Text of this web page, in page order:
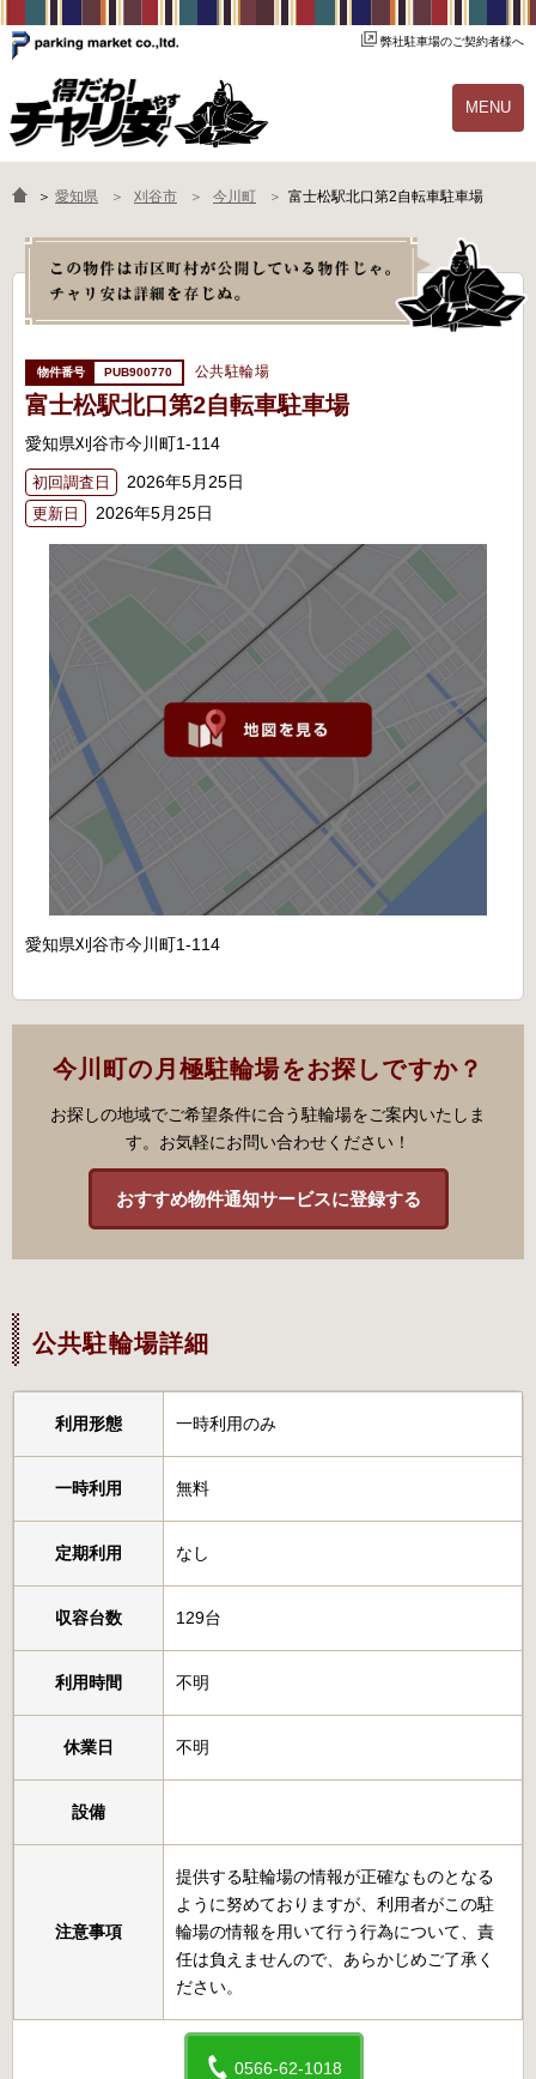
弊社駐車場のご契約者様へ
MENU
物件一覧 ご契約の流れ
よくあるご質問 駐輪場オーナー様へ
＞ 愛知県 刈谷市 今川町 富士松駅北口第2自転車駐車場
PUB900770 公共駐輪場
富士松駅北口第2自転車駐車場
愛知県刈谷市今川町1-114
初回調査日 2026年5月25日
更新日 2026年5月25日
愛知県刈谷市今川町1-114
今川町の月極駐輪場をお探しですか？
お探しの地域でご希望条件に合う駐輪場をご案内いたしま
す。お気軽にお問い合わせください！
おすすめ物件通知サービスに登録する
公共駐輪場詳細
利用形態 一時利用のみ
一時利用 無料
定期利用 なし
収容台数 129台
利用時間 不明
休業日 不明
設備
注意事項
提供する駐輪場の情報が正確なものとなる
ように努めておりますが、利用者がこの駐
輪場の情報を用いて行う行為について、責
任は負えませんので、あらかじめご了承く
ださい。
0566-62-1018